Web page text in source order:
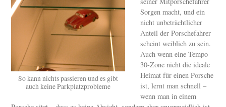
So kann nichts passieren und es gibt
auch keine Parkplatzprobleme
Sorgen macht, und ein
nicht unbeträchtlicher
Anteil der Porschefahrer
scheint weiblich zu sein.
Auch wenn eine Tempo-
30-Zone nicht die ideale
Heimat für einen Porsche
ist, lernt man schnell –
wenn man in einem